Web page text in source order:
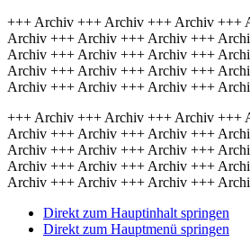
+++ Archiv +++ Archiv +++ Archiv +++
Archiv +++ Archiv +++ Archiv +++
Archiv +++ Archiv +++ Archiv +++
Archiv +++ Archiv +++ Archiv +++
Archiv +++ Archiv +++ Archiv +++
+++ Archiv +++ Archiv +++ Archiv +++
Archiv +++ Archiv +++ Archiv +++
Archiv +++ Archiv +++ Archiv +++
Archiv +++ Archiv +++ Archiv +++
Archiv +++ Archiv +++ Archiv +++
Direkt zum Hauptinhalt springen
Direkt zum Hauptmenü springen